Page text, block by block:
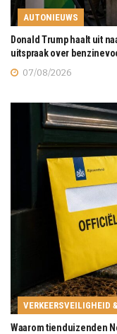
AUTONIEUWS
Donald Trump haalt uit
uitspraak over
07/08/2026
VERKEERSVEILIGHEID
Waarom tienduizenden